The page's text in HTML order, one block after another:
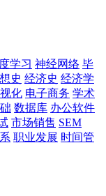
学习 神经网络 毕
史 经济史 经济学
化 电子商务 学术
数据库 办公软件
市场销售 SEM
职业发展 时间管